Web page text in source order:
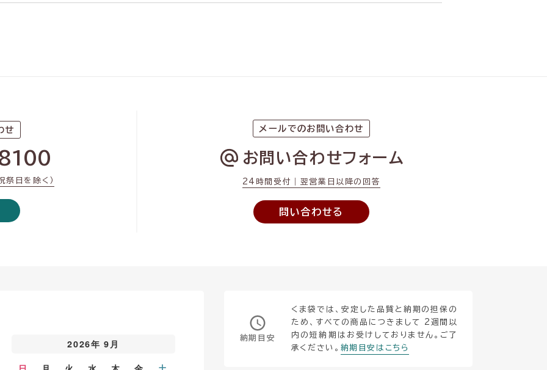
せ
日を除く）
メールでのお問い合わせ
お問い合わせフォーム
24時間受付｜翌営業日以降の回答
問い合わせる
2026年 9月
納期目安
くま袋では、安定した品質と納期の担保の
ため、すべての商品につきまして 2週間以
内の短納期はお受けしておりません。ご了
承ください。 納期目安はこちら